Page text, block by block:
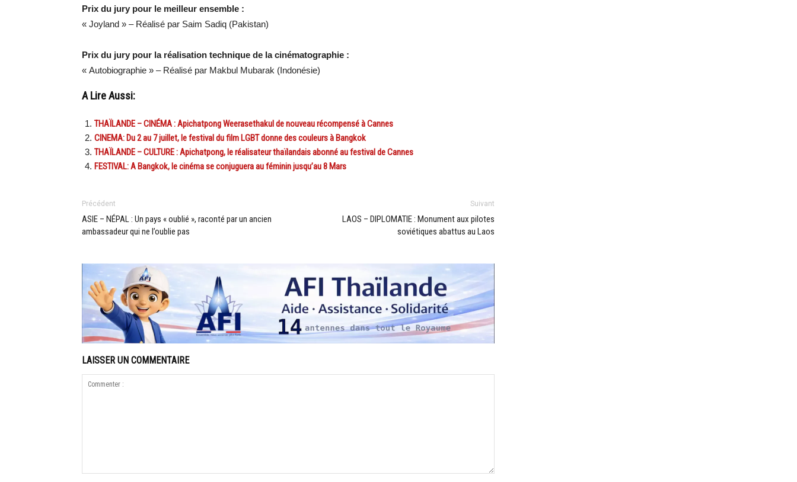
Prix du jury pour le meilleur ensemble :
« Joyland » – Réalisé par Saim Sadiq (Pakistan)
Prix du jury pour la réalisation technique de la cinématographie :
« Autobiographie » – Réalisé par Makbul Mubarak (Indonésie)
A Lire Aussi:
THAÏLANDE – CINÉMA : Apichatpong Weerasethakul de nouveau récompensé à Cannes
CINEMA: Du 2 au 7 juillet, le festival du film LGBT donne des couleurs à Bangkok
THAÏLANDE – CULTURE : Apichatpong, le réalisateur thaïlandais abonné au festival de Cannes
FESTIVAL: A Bangkok, le cinéma se conjuguera au féminin jusqu’au 8 Mars
Précédent
ASIE – NÉPAL : Un pays « oublié », raconté par un ancien
ambassadeur qui ne l’oublie pas
Suivant
LAOS – DIPLOMATIE : Monument aux pilotes
soviétiques abattus au Laos
LAISSER UN COMMENTAIRE